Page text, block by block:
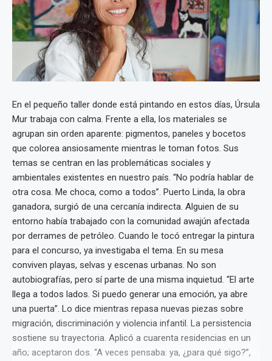
En el pequeño taller donde está pintando en estos días, Úrsula
Mur trabaja con calma. Frente a ella, los materiales se
agrupan sin orden aparente: pigmentos, paneles y bocetos
que colorea ansiosamente mientras le toman fotos. Sus
temas se centran en las problemáticas sociales y
ambientales existentes en nuestro país. “No podría hablar de
otra cosa. Me choca, como a todos”. Puerto Linda, la obra
ganadora, surgió de una cercanía indirecta. Alguien de su
entorno había trabajado con la comunidad awajún afectada
por derrames de petróleo. Cuando le tocó entregar la pintura
para el concurso, ya investigaba el tema. En su mesa
conviven playas, selvas y escenas urbanas. No son
autobiografías, pero sí parte de una misma inquietud. “El arte
llega a todos lados. Si puedo generar una emoción, ya abre
una puerta”. Lo dice mientras repasa nuevas piezas sobre
migración, discriminación y violencia infantil. La persistencia
sostiene su trayectoria. Aplicó a cuarenta residencias en un
año; aceptaron dos. “A veces pensaba: ya, ¿para qué sigo?”,